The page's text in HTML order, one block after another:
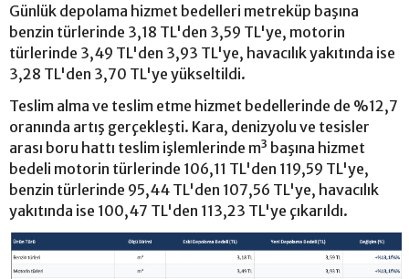
Günlük depolama hizmet bedelleri metreküp başına
benzin türlerinde 3,18 TL'den 3,59 TL'ye, motorin
türlerinde 3,49 TL'den 3,93 TL'ye, havacılık yakıtında ise
3,28 TL'den 3,70 TL'ye yükseltildi.
Teslim alma ve teslim etme hizmet bedellerinde de %12,7
oranında artış gerçekleşti. Kara, denizyolu ve tesisler
arası boru hattı teslim işlemlerinde m³ başına hizmet
bedeli motorin türlerinde 106,11 TL'den 119,59 TL'ye,
benzin türlerinde 95,44 TL'den 107,56 TL'ye, havacılık
yakıtında ise 100,47 TL'den 113,23 TL'ye çıkarıldı.